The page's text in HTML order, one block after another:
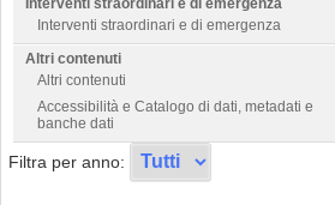
Interventi straordinari e di emergenza
Interventi straordinari e di emergenza
Altri contenuti
Altri contenuti
Accessibilità e Catalogo di dati, metadati e
banche dati
Filtra per anno: